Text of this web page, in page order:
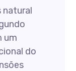
natural
um
do